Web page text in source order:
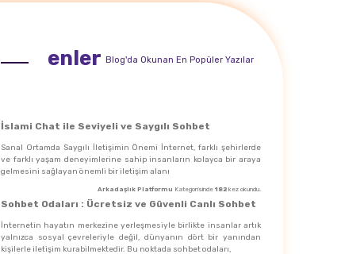
enler Blog'da Okunan En Popüler Yazılar
İslami Chat ile Seviyeli ve Saygılı Sohbet
Sanal Ortamda Saygılı İletişimin Önemi İnternet, farklı şehirlerde
ve farklı yaşam deneyimlerine sahip insanların kolayca bir araya
gelmesini sağlayan önemli bir iletişim alanı
Arkadaşlık Platformu Kategorisinde 182 kez okundu.
Sohbet Odaları : Ücretsiz ve Güvenli Canlı Sohbet
İnternetin hayatın merkezine yerleşmesiyle birlikte insanlar artık
yalnızca sosyal çevreleriyle değil, dünyanın dört bir yanından
kişilerle iletişim kurabilmektedir. Bu noktada sohbet odaları,